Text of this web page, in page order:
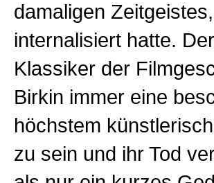
damaligen
internalisiert hatte.
Klassiker der
Birkin immer eine
höchstem
zu sein und ihr Tod